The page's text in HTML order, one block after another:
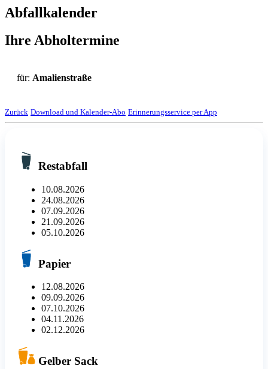
Abfallkalender
Ihre Abholtermine
für: Amalienstraße
Zurück Download und Kalender-Abo Erinnerungsservice per App
Restabfall
10.08.2026
24.08.2026
07.09.2026
21.09.2026
05.10.2026
Papier
12.08.2026
09.09.2026
07.10.2026
04.11.2026
02.12.2026
Gelber Sack